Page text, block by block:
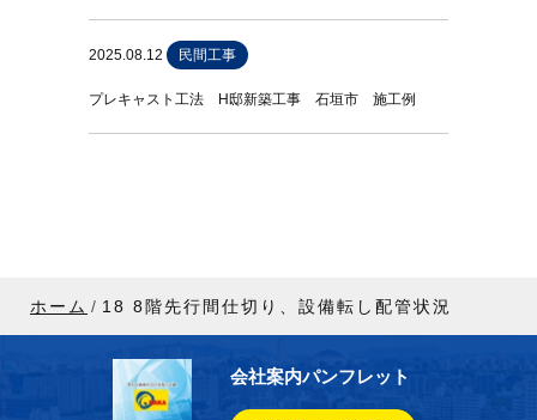
2025.08.12 民間工事
プレキャスト工法 H邸新築工事 石垣市 施工例
ホーム 18 8階先行間仕切り、設備転し配管状況
会社案内パンフレット